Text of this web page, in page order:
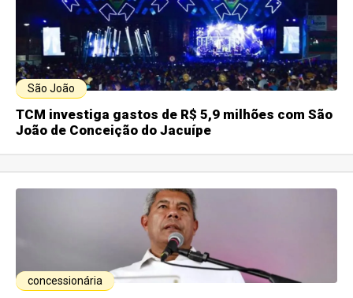
São João
TCM investiga gastos de R$ 5,9 milhões com São
João de Conceição do Jacuípe
concessionária